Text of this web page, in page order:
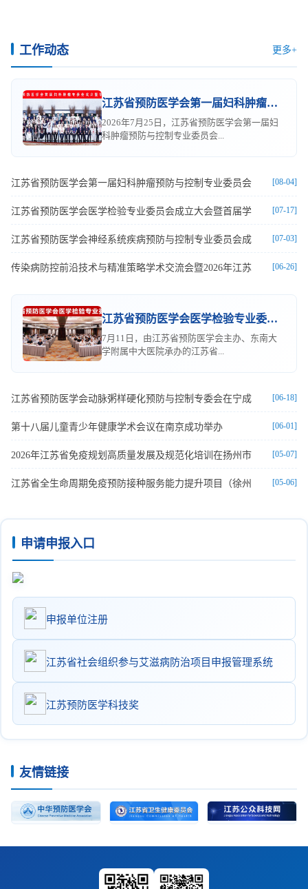
工作动态 更多+
江苏省预防医学会第一届妇科肿瘤预防与控制专业委员会
2026年7月25日，江苏省预防医学会第一届妇
科肿瘤预防与控制专业委员会...
江苏省预防医学会第一届妇科肿瘤预防与控制专业委员会 [08-04]
江苏省预防医学会医学检验专业委员会成立大会暨首届学 [07-17]
江苏省预防医学会神经系统疾病预防与控制专业委员会成 [07-03]
传染病防控前沿技术与精准策略学术交流会暨2026年江苏 [06-26]
江苏省预防医学会医学检验专业委员会成立大会暨首届学
7月11日，由江苏省预防医学会主办、东南大
学附属中大医院承办的江苏省...
江苏省预防医学会动脉粥样硬化预防与控制专委会在宁成 [06-18]
第十八届儿童青少年健康学术会议在南京成功举办 [06-01]
2026年江苏省免疫规划高质量发展及规范化培训在扬州市 [05-07]
江苏省全生命周期免疫预防接种服务能力提升项目（徐州 [05-06]
申请申报入口
申报单位注册
江苏省社会组织参与艾滋病防治项目申报管理系统
江苏预防医学科技奖
友情链接